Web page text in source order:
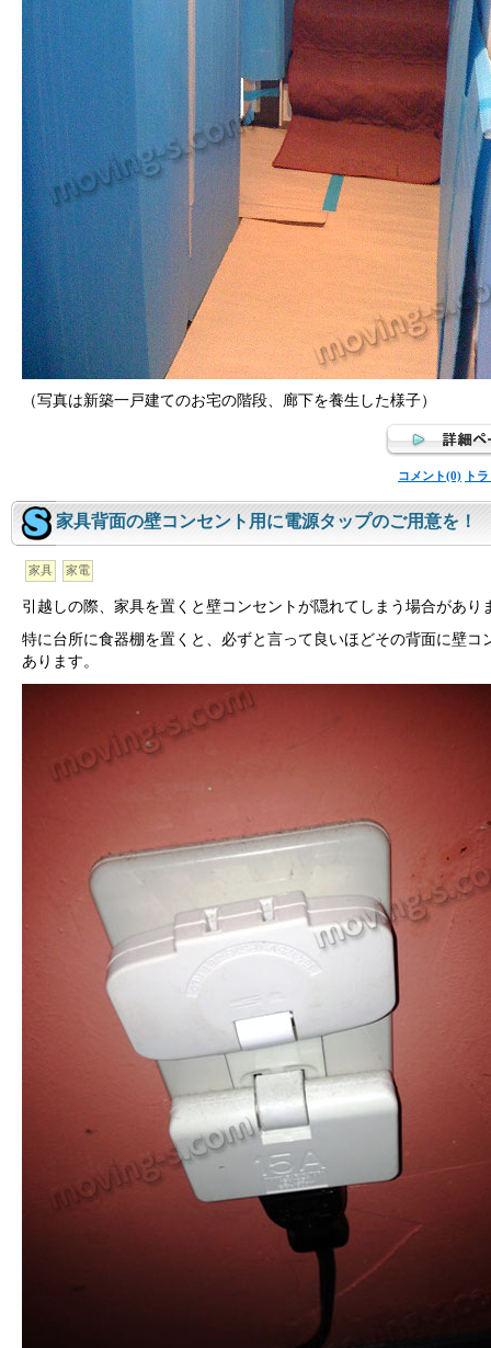
（写真は新築一戸建てのお宅の階段、廊下を養生した様子）
コメント(0) ト
家具背面の壁コンセント用に電源タップのご用意を！
家具 家電
引越しの際、家具を置くと壁コンセントが隠れてしまう場合があり
特に台所に食器棚を置くと、必ずと言って良いほどその背面に壁コ
あります。